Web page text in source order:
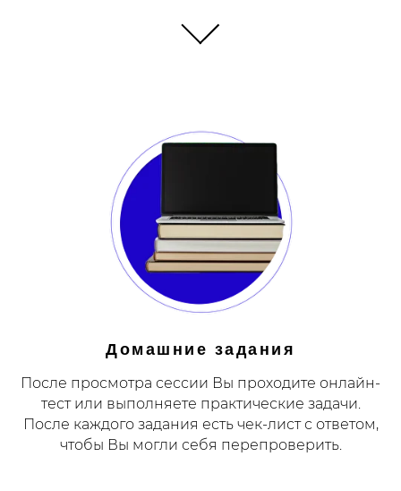
Домашние задания
После просмотра сессии Вы проходите онлайн-
тест или выполняете практические задачи.
После каждого задания есть чек-лист с ответом,
чтобы Вы могли себя перепроверить.